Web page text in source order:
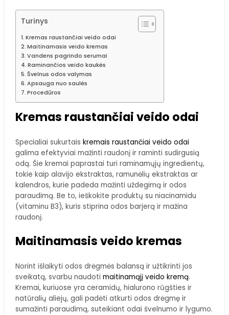
Turinys
Kremas raustančiai veido odai
Maitinamasis veido kremas
Vandens pagrindo serumai
Raminančios veido kaukės
Švelnus odos valymas
Apsauga nuo saulės
Procedūros
Kremas raustančiai veido odai
Specialiai sukurtais kremais raustančiai veido odai
galima efektyviai mažinti raudonį ir raminti sudirgusią
odą. Šie kremai paprastai turi raminamųjų ingredientų,
tokie kaip alavijo ekstraktas, ramunėlių ekstraktas ar
kalendros, kurie padeda mažinti uždegimą ir odos
paraudimą. Be to, ieškokite produktų su niacinamidu
(vitaminu B3), kuris stiprina odos barjerą ir mažina
raudonį.
Maitinamasis veido kremas
Norint išlaikyti odos drėgmės balansą ir užtikrinti jos
sveikatą, svarbu naudoti maitinamąjį veido kremą.
Kremai, kuriuose yra ceramidų, hialurono rūgšties ir
natūralių aliejų, gali padėti atkurti odos drėgmę ir
sumažinti paraudimą, suteikiant odai švelnumo ir lygumo.